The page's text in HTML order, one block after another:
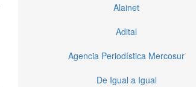
Alainet
Adital
Agencia Periodística Mercosur
De Igual a Igual